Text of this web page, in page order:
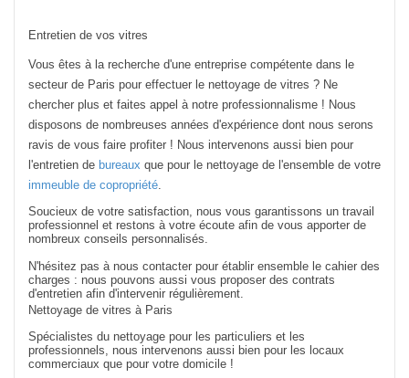
Entretien de vos vitres
Vous êtes à la recherche d'une entreprise compétente dans le
secteur de Paris pour effectuer le nettoyage de vitres ? Ne
chercher plus et faites appel à notre professionnalisme ! Nous
disposons de nombreuses années d'expérience dont nous serons
ravis de vous faire profiter ! Nous intervenons aussi bien pour
l'entretien de bureaux que pour le nettoyage de l'ensemble de votre
immeuble de copropriété.
Soucieux de votre satisfaction, nous vous garantissons un travail
professionnel et restons à votre écoute afin de vous apporter de
nombreux conseils personnalisés.
N'hésitez pas à nous contacter pour établir ensemble le cahier des
charges : nous pouvons aussi vous proposer des contrats
d'entretien afin d'intervenir régulièrement.
Nettoyage de vitres à Paris
Spécialistes du nettoyage pour les particuliers et les
professionnels, nous intervenons aussi bien pour les locaux
commerciaux que pour votre domicile !